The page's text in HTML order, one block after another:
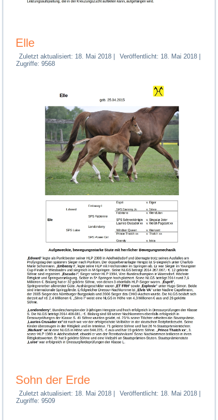
Elle
Zuletzt aktualisiert: 18. Mai 2018 Veröffentlicht: 18. Mai 2018
Zugriffe: 9568
Sohn der Erde
Zuletzt aktualisiert: 18. Mai 2018 Veröffentlicht: 18. Mai 2018
Zugriffe: 9509